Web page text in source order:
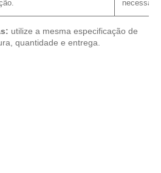
utilize a mesma especificação de
quantidade e entrega.